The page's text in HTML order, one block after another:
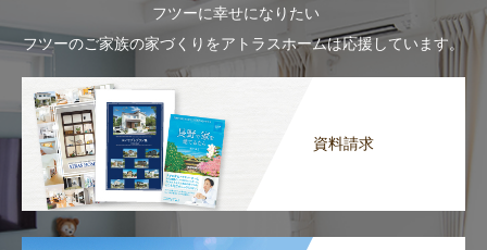
フツーに幸せになりたい
フツーのご家族の家づくりをアトラスホームは応援しています。
資料請求